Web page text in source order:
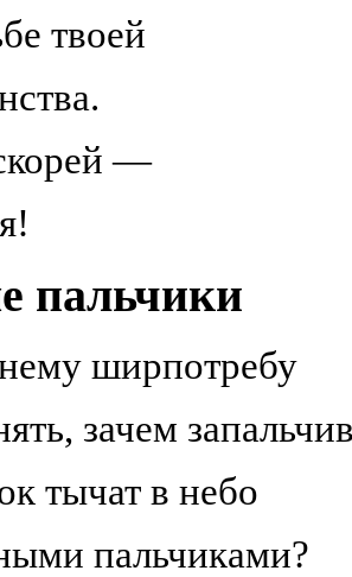
твоей
—
пальчики
ширпотребу
зачем
тычат в небо
пальчиками?